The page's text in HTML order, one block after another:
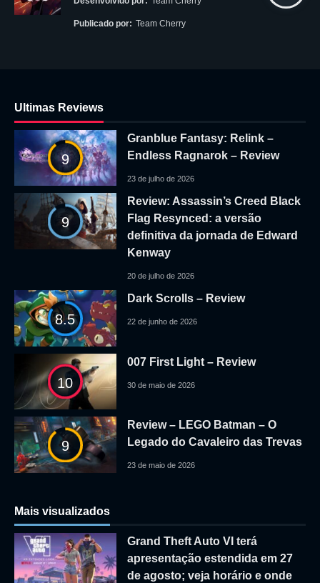
Publicado por: Team Cherry
Ultimas Reviews
9
Granblue Fantasy: Relink –
Endless Ragnarok – Review
23 de julho de 2026
9
Review: Assassin’s Creed Black
Flag Resynced: a versão
definitiva da jornada de Edward
Kenway
20 de julho de 2026
8.5
Dark Scrolls – Review
22 de junho de 2026
10
007 First Light – Review
30 de maio de 2026
9
Review – LEGO Batman – O
Legado do Cavaleiro das Trevas
23 de maio de 2026
Mais visualizados
Grand Theft Auto VI terá
apresentação estendida em 27
de agosto; veja horário e onde